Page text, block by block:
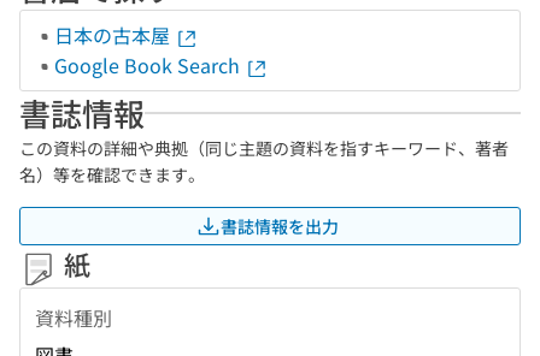
日本の古本屋
Google Book Search
書誌情報
この資料の詳細や典拠（同じ主題の資料を指すキーワード、著者
名）等を確認できます。
書誌情報を出力
紙
資料種別